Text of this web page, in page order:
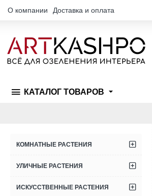
О компании Доставка и оплата
КАТАЛОГ ТОВАРОВ
КОМНАТНЫЕ РАСТЕНИЯ
УЛИЧНЫЕ РАСТЕНИЯ
ИСКУССТВЕННЫЕ РАСТЕНИЯ